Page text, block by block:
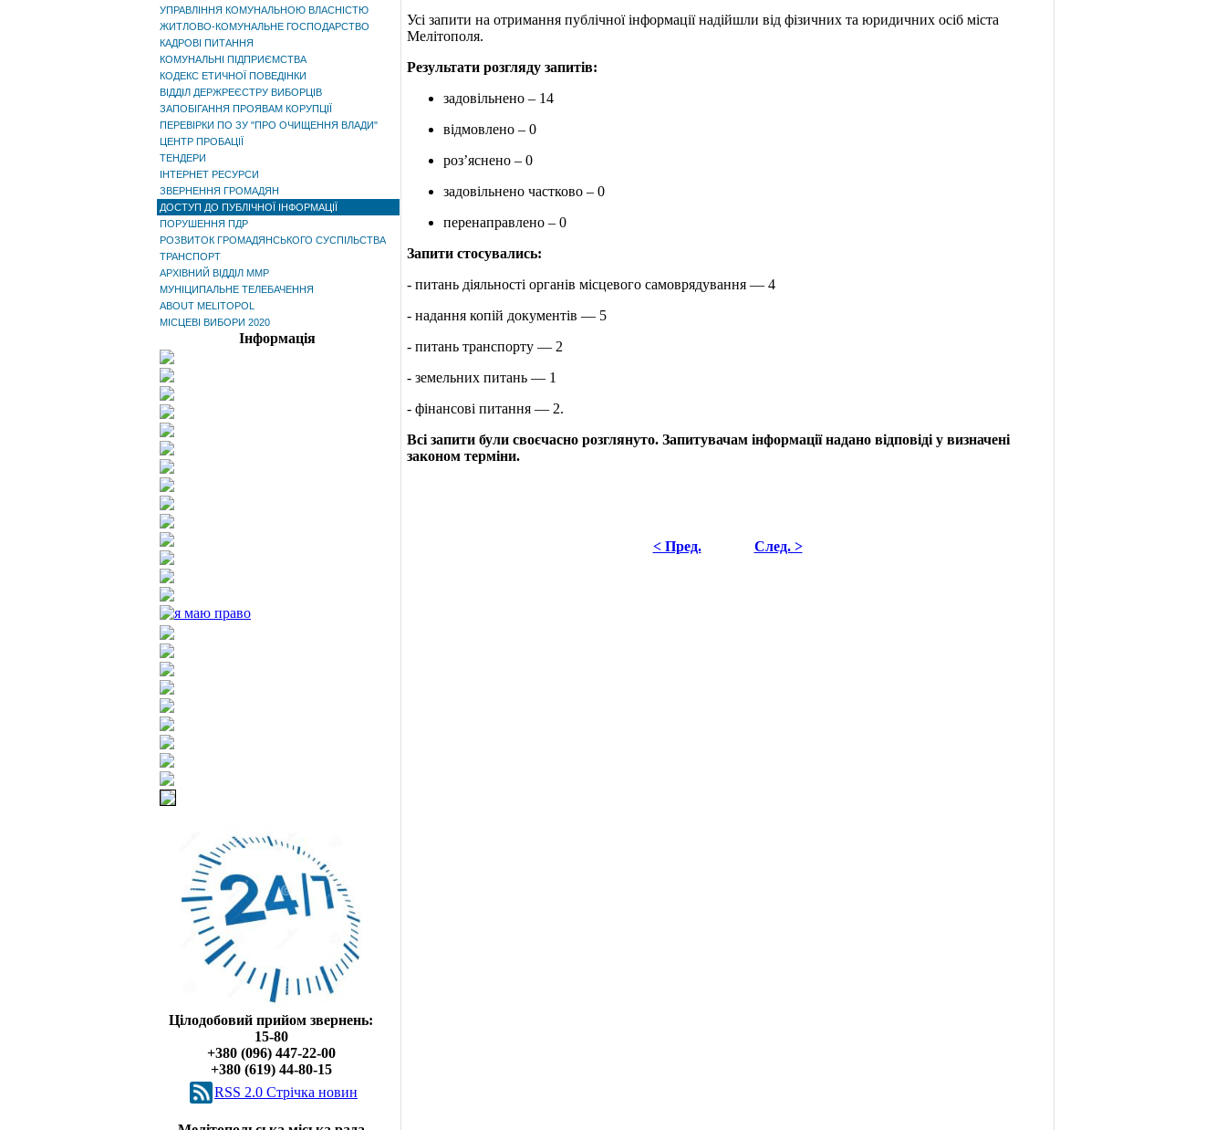
УПРАВЛІННЯ КОМУНАЛЬНОЮ ВЛАСНІСТЮ
ЖИТЛОВО-КОМУНАЛЬНЕ ГОСПОДАРСТВО
КАДРОВІ ПИТАННЯ
КОМУНАЛЬНІ ПІДПРИЄМСТВА
КОДЕКС ЕТИЧНОЇ ПОВЕДІНКИ
ВІДДІЛ ДЕРЖРЕЄСТРУ ВИБОРЦІВ
ЗАПОБІГАННЯ ПРОЯВАМ КОРУПЦІЇ
ПЕРЕВІРКИ ПО ЗУ "ПРО ОЧИЩЕННЯ ВЛАДИ"
ЦЕНТР ПРОБАЦІЇ
ТЕНДЕРИ
ІНТЕРНЕТ РЕСУРСИ
ЗВЕРНЕННЯ ГРОМАДЯН
ДОСТУП ДО ПУБЛІЧНОЇ ІНФОРМАЦІЇ
ПОРУШЕННЯ ПДР
РОЗВИТОК ГРОМАДЯНСЬКОГО СУСПІЛЬСТВА
ТРАНСПОРТ
АРХІВНИЙ ВІДДІЛ ММР
МУНІЦИПАЛЬНЕ ТЕЛЕБАЧЕННЯ
ABOUT MELITOPOL
МІСЦЕВІ ВИБОРИ 2020
Інформація
Цілодобовий прийом звернень:
15-80
+380 (096) 447-22-00
+380 (619) 44-80-15
RSS 2.0 Cтрічка новин
Усі запити на отримання публічної інформації надійшли від фізичних та юридичних осіб міста
Мелітополя.
Результати розгляду запитів:
задовільнено – 14
відмовлено – 0
роз’яснено – 0
задовільнено частково – 0
перенаправлено – 0
Запити стосувались:
- питань діяльності органів місцевого самоврядування — 4
- надання копій документів — 5
- питань транспорту — 2
- земельних питань — 1
- фінансові питання — 2.
Всі запити були своєчасно розглянуто. Запитувачам інформації надано відповіді у визначені
законом терміни.
< Пред. След. >